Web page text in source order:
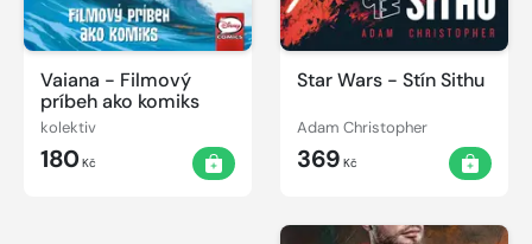
Vaiana - Filmový
príbeh ako komiks
kolektiv
180Kč
Star Wars - Stín Sithu
Adam Christopher
369 Kč